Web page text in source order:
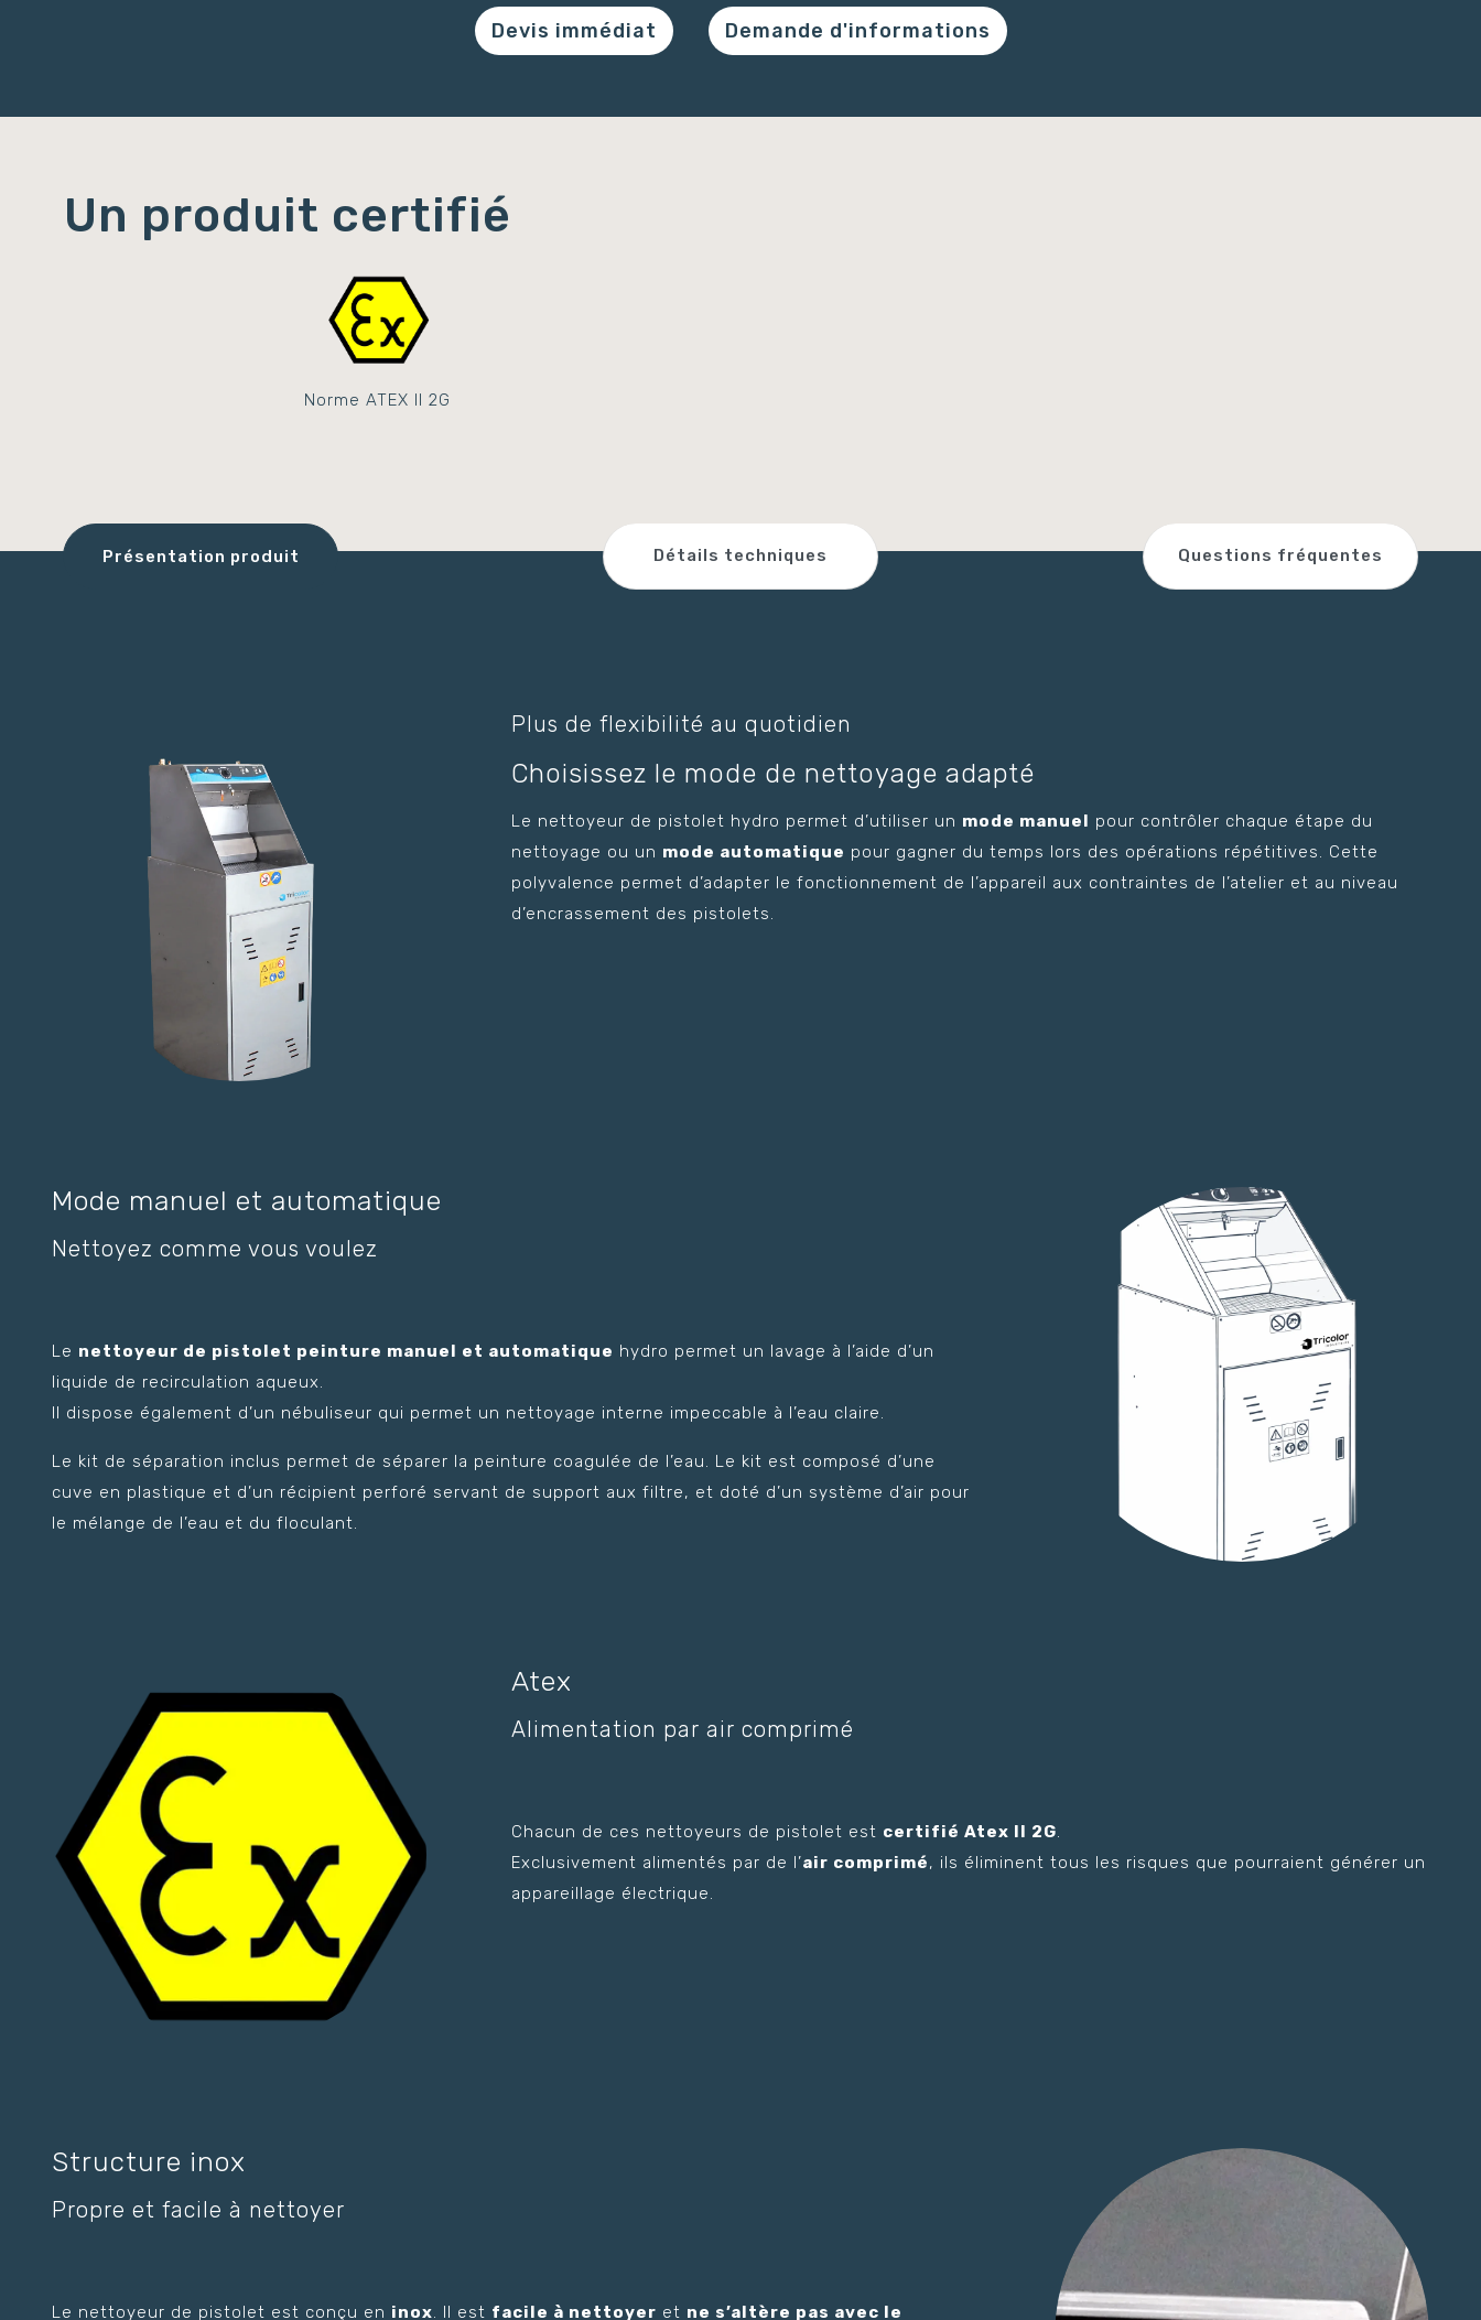
Devis immédiat Demande d'informations
Un produit certifié
Norme ATEX II 2G
Présentation produit Détails techniques Questions fréquentes
Plus de flexibilité au quotidien
Choisissez le mode de nettoyage adapté
Le nettoyeur de pistolet hydro permet d’utiliser un mode manuel pour contrôler chaque étape du
nettoyage ou un mode automatique pour gagner du temps lors des opérations répétitives. Cette
polyvalence permet d’adapter le fonctionnement de l’appareil aux contraintes de l’atelier et au niveau
d’encrassement des pistolets.
Mode manuel et automatique
Nettoyez comme vous voulez
Le nettoyeur de pistolet peinture manuel et automatique hydro permet un lavage à l’aide d’un
liquide de recirculation aqueux.
Il dispose également d’un nébuliseur qui permet un nettoyage interne impeccable à l’eau claire.
Le kit de séparation inclus permet de séparer la peinture coagulée de l’eau. Le kit est composé d’une
cuve en plastique et d’un récipient perforé servant de support aux filtre, et doté d’un système d’air pour
le mélange de l’eau et du floculant.
Atex
Alimentation par air comprimé
Chacun de ces nettoyeurs de pistolet est certifié Atex II 2G
Exclusivement alimentés par de l’air comprimé, ils éliminent tous les risques que pourraient générer un
appareillage électrique.
Structure inox
Propre et facile à nettoyer
Le nettoyeur de pistolet est conçu en inox . Il est facile à nettoyer et ne s’altère pas avec le